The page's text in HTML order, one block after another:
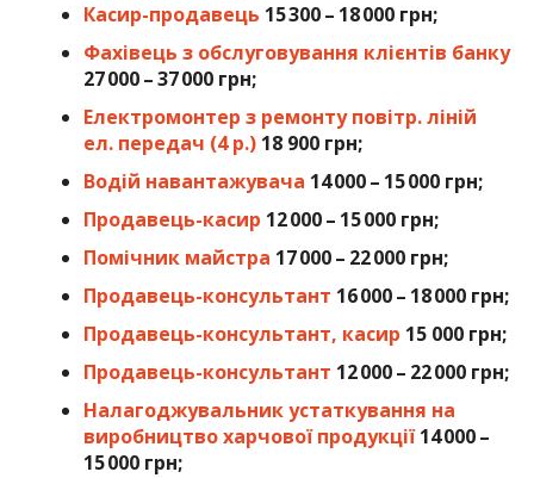
Касир-продавець 15 300 – 18 000 грн;
Фахівець з обслуговування клієнтів банку
27 000 – 37 000 грн;
Електромонтер з ремонту повітр. ліній
ел. передач (4 р.)18 900 грн;
Водій навантажувача 14 000 – 15 000 грн;
Продавець-касир 12 000 – 15 000 грн;
Помічник майстра 17 000 – 22 000 грн;
Продавець-консультант 16 000 – 18 000 грн;
Продавець-консультант, касир 15 000 грн;
Продавець-консультант 12 000 – 22 000 грн;
Налагоджувальник устаткування на
виробництво харчової продукції14 000 –
15 000 грн;